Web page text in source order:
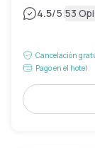
4.5/5|53
Cancelación
Pago en el hotel